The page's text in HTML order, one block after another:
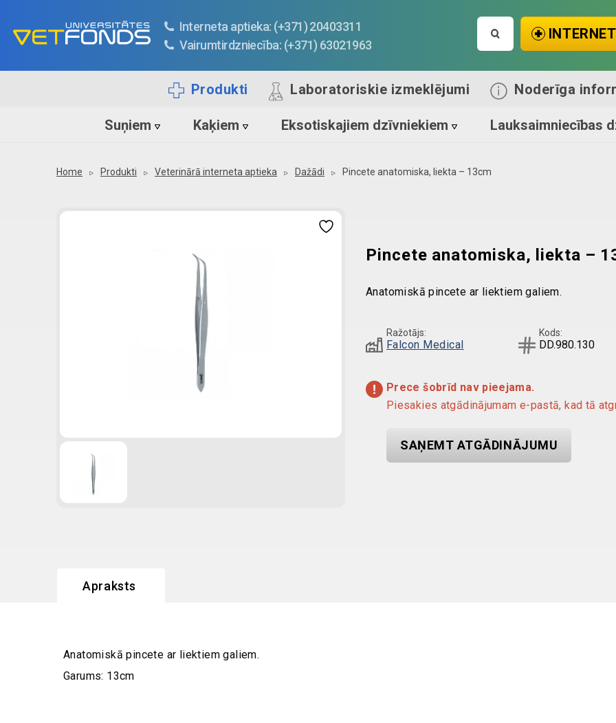
Interneta aptieka: (+371) 20403311
Vairumtirdzniecība: (+371) 63021963
Produkti Laboratoriskie izmeklējumi Noderīga
Suņiem Kaķiem Eksotiskajiem dzīvniekiem Lauksaimniecības
Home Produkti Veterinārā interneta aptieka Dažādi Pincete anatomiska, liekta – 13cm
Pincete anatomiska, liekta –
Anatomiskā pincete ar liektiem galiem.
Ražotājs:
Falcon Medical
Kods:
DD.980.130
Prece šobrīd nav pieejama.
Piesakies atgādinājumam e-pastā, kad tā
SAŅEMT ATGĀDINĀJUMU
Apraksts
Anatomiskā pincete ar liektiem galiem.
Garums: 13cm